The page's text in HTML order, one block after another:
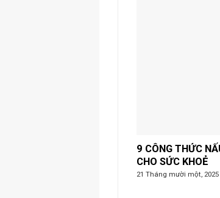
9 CÔNG THỨC
CHO SỨC KHOẺ
21 Tháng mười một, 2025